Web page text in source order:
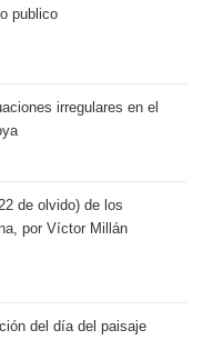
publico
irregulares en el
de olvido) de los
por Víctor Millán
del día del paisaje